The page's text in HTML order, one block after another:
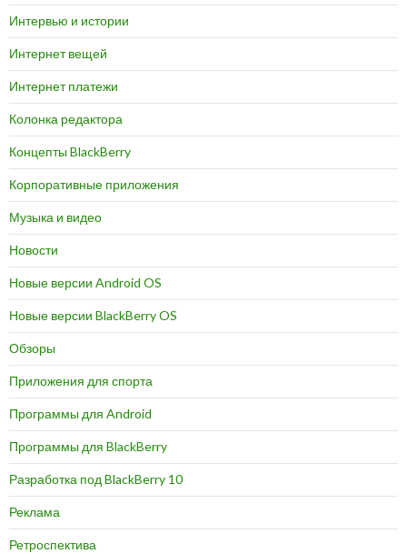
Интервью и истории
Интернет вещей
Интернет платежи
Колонка редактора
Концепты BlackBerry
Корпоративные приложения
Музыка и видео
Новости
Новые версии Android OS
Новые версии BlackBerry OS
Обзоры
Приложения для спорта
Программы для Android
Программы для BlackBerry
Разработка под BlackBerry 10
Реклама
Ретроспектива